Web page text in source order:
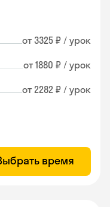
от 3325 ₽ / урок
от 1880 ₽ / урок
от 2282 ₽ / урок
время